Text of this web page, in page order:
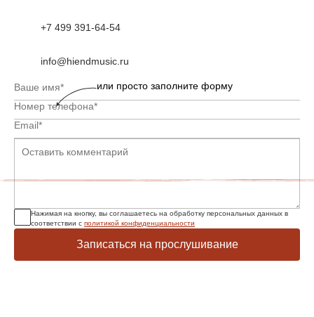
+7 499 391-64-54
info@hiendmusic.ru
Нажимая на кнопку, вы соглашаетесь на обработку персональных данных в
соответствии с политикой конфиденциальности
Записаться на прослушивание
или просто заполните форму